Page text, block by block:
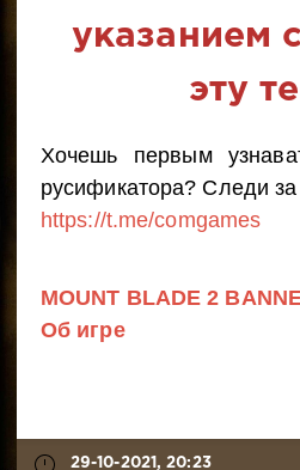
указанием
эту
Хочешь первым
русификатора? Следи
https://t.me/comgames
MOUNT BLADE 2
Об игре
29-10-2021, 20:23